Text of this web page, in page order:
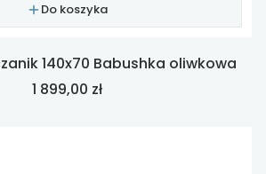
Do koszyka
140x70 Babushka oliwkowa
Cena
1 899,00 zł